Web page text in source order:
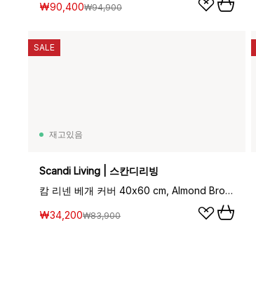
₩90,400₩94,900
재고있음
Scandi Living | 스칸디리빙
캄 리넨 베개 커버 40x60 cm, Almond Brown
₩34,200₩83,900
SALE